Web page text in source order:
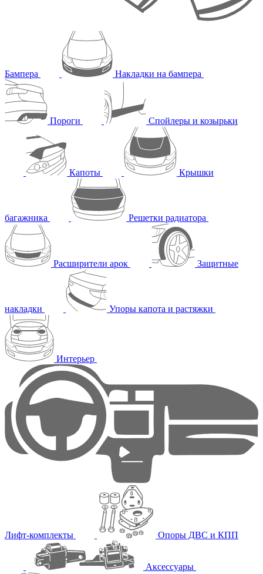
Бампера Накладки на бампера
Пороги Спойлеры и козырьки
Капоты Крышки
багажника Решетки радиатора
Расширители арок Защитные
накладки Упоры капота и растяжки
Интерьер
Лифт-комплекты Опоры ДВС и КПП
Аксессуары